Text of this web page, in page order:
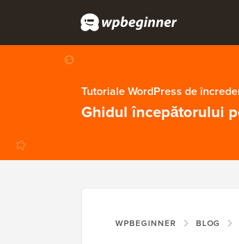
Tutoriale WordPress de
Ghidul începătorului
WPBEGINNER BLOG